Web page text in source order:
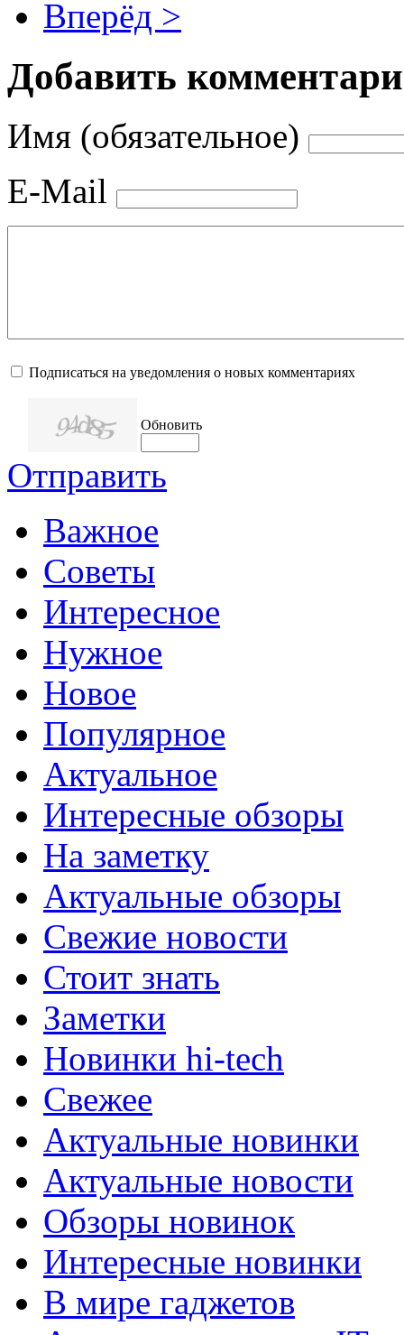
Вперёд >
Добавить
Имя (обязательное)
E-Mail
Подписаться на уведомления о новых комментариях
Обновить
Отправить
Важное
Советы
Интересное
Нужное
Новое
Популярное
Актуальное
Интересные обзоры
На заметку
Актуальные обзоры
Свежие новости
Стоит знать
Заметки
Новинки hi-tech
Свежее
Актуальные новинки
Актуальные новости
Обзоры новинок
Интересные новинки
В мире гаджетов